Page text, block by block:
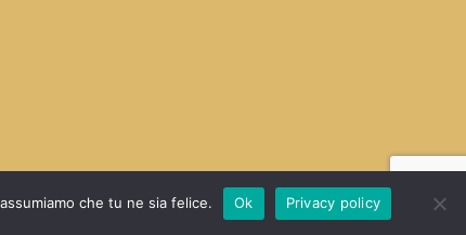
PROJECT che tu ne sia felice. Ok Privacy policy